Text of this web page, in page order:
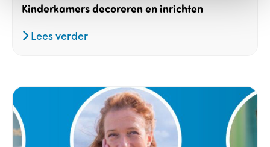
Kinderkamers decoreren en inrichten
Lees verder